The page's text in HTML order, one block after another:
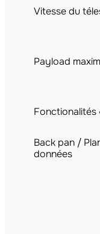
Vitesse du
Payload
Fonctionalités
Back pan /
données